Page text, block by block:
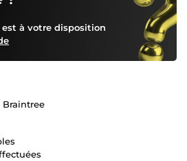
à votre disposition
Braintree